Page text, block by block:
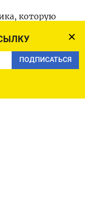
ПОДПИСАТЬСЯ
которую
повышательное
облигаций
для снижения